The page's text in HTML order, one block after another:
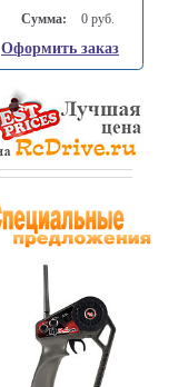
Сумма:
0 руб.
Оформить заказ